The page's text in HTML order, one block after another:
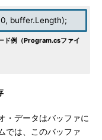
buffer.Length);
ド例（Program.csファイ
・データはバッファに
では、このバッファ